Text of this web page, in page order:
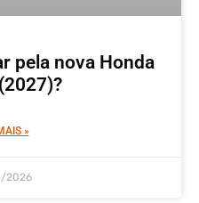
pela nova Honda
»
2026